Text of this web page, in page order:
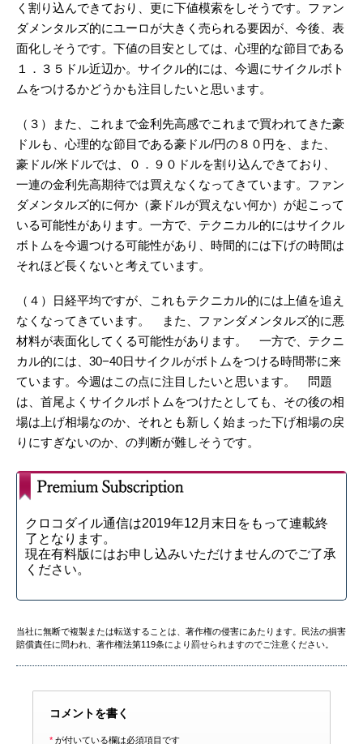
く割り込んできており、更に下値模索をしそうです。ファン
ダメンタルズ的にユーロが大きく売られる要因が、今後、表
面化しそうです。下値の目安としては、心理的な節目である
１．３５ドル近辺か。サイクル的には、今週にサイクルボト
ムをつけるかどうかも注目したいと思います。
（３）また、これまで金利先高感でこれまで買われてきた豪
ドルも、心理的な節目である豪ドル/円の８０円を、また、
豪ドル/米ドルでは、０．９０ドルを割り込んできており、
一連の金利先高期待では買えなくなってきています。ファン
ダメンタルズ的に何か（豪ドルが買えない何か）が起こって
いる可能性があります。一方で、テクニカル的にはサイクル
ボトムを今週つける可能性があり、時間的には下げの時間は
それほど長くないと考えています。
（４）日経平均ですが、これもテクニカル的には上値を追え
なくなってきています。 また、ファンダメンタルズ的に悪
材料が表面化してくる可能性があります。 一方で、テクニ
カル的には、30−40日サイクルがボトムをつける時間帯に来
ています。今週はこの点に注目したいと思います。 問題
は、首尾よくサイクルボトムをつけたとしても、その後の相
場は上げ相場なのか、それとも新しく始まった下げ相場の戻
りにすぎないのか、の判断が難しそうです。
クロコダイル通信は2019年12月末日をもって連載終
了となります。
現在有料版にはお申し込みいただけませんのでご了承
ください。
当社に無断で複製または転送することは、著作権の侵害にあたります。民法の損害
賠償責任に問われ、著作権法第119条により罰せられますのでご注意ください。
コメントを書く
* が付いている欄は必須項目です